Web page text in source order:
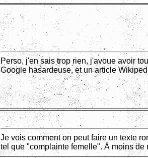
Perso, j'en sais trop rien, j'avoue avoir
Google hasardeuse, et un article
Je vois comment on peut faire un texte
tel que "complainte femelle". À moins de